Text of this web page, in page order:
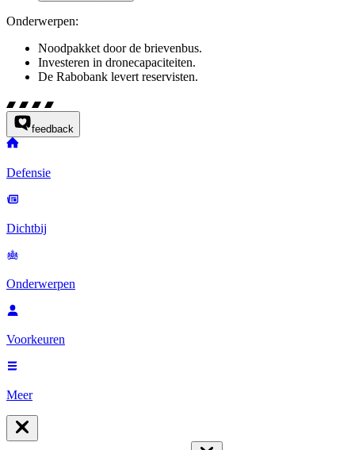
Onderwerpen:
Noodpakket door de brievenbus.
Investeren in dronecapaciteiten.
De Rabobank levert reservisten.
feedback
Defensie
Dichtbij
Onderwerpen
Voorkeuren
Meer